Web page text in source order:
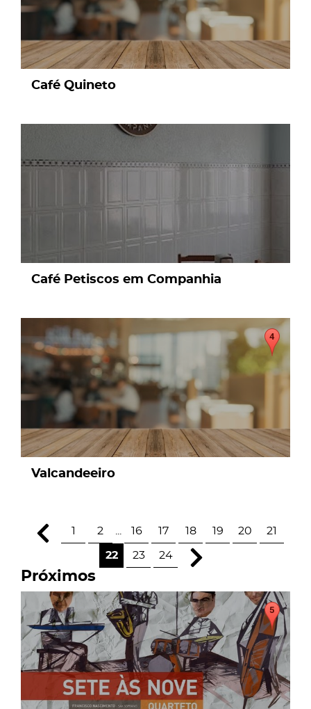
Café Quineto
Café Petiscos em Companhia
page
Valcandeeiro
1 2 16 17 18 19 20 21
22 23 24
Próximos